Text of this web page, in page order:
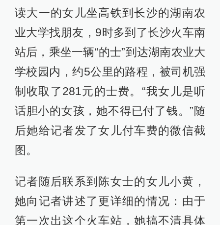
读大一的女儿坐高铁到长沙的湖南农
业大学找朋友，9时多到了长沙火车南
站后，乘坐一辆“的士”到达湖南农业大
学校园内，约5公里的路程，被司机强
制收取了281元的士费。“我女儿是听
话胆小的女孩，她不得已付了钱。”随
后她给记者发了女儿付车费的微信截
图。
记者随后联系到陈女士的女儿小黄，
她向记者讲述了更详细的情况：由于
第一次出这个火车站，她搞不清具体